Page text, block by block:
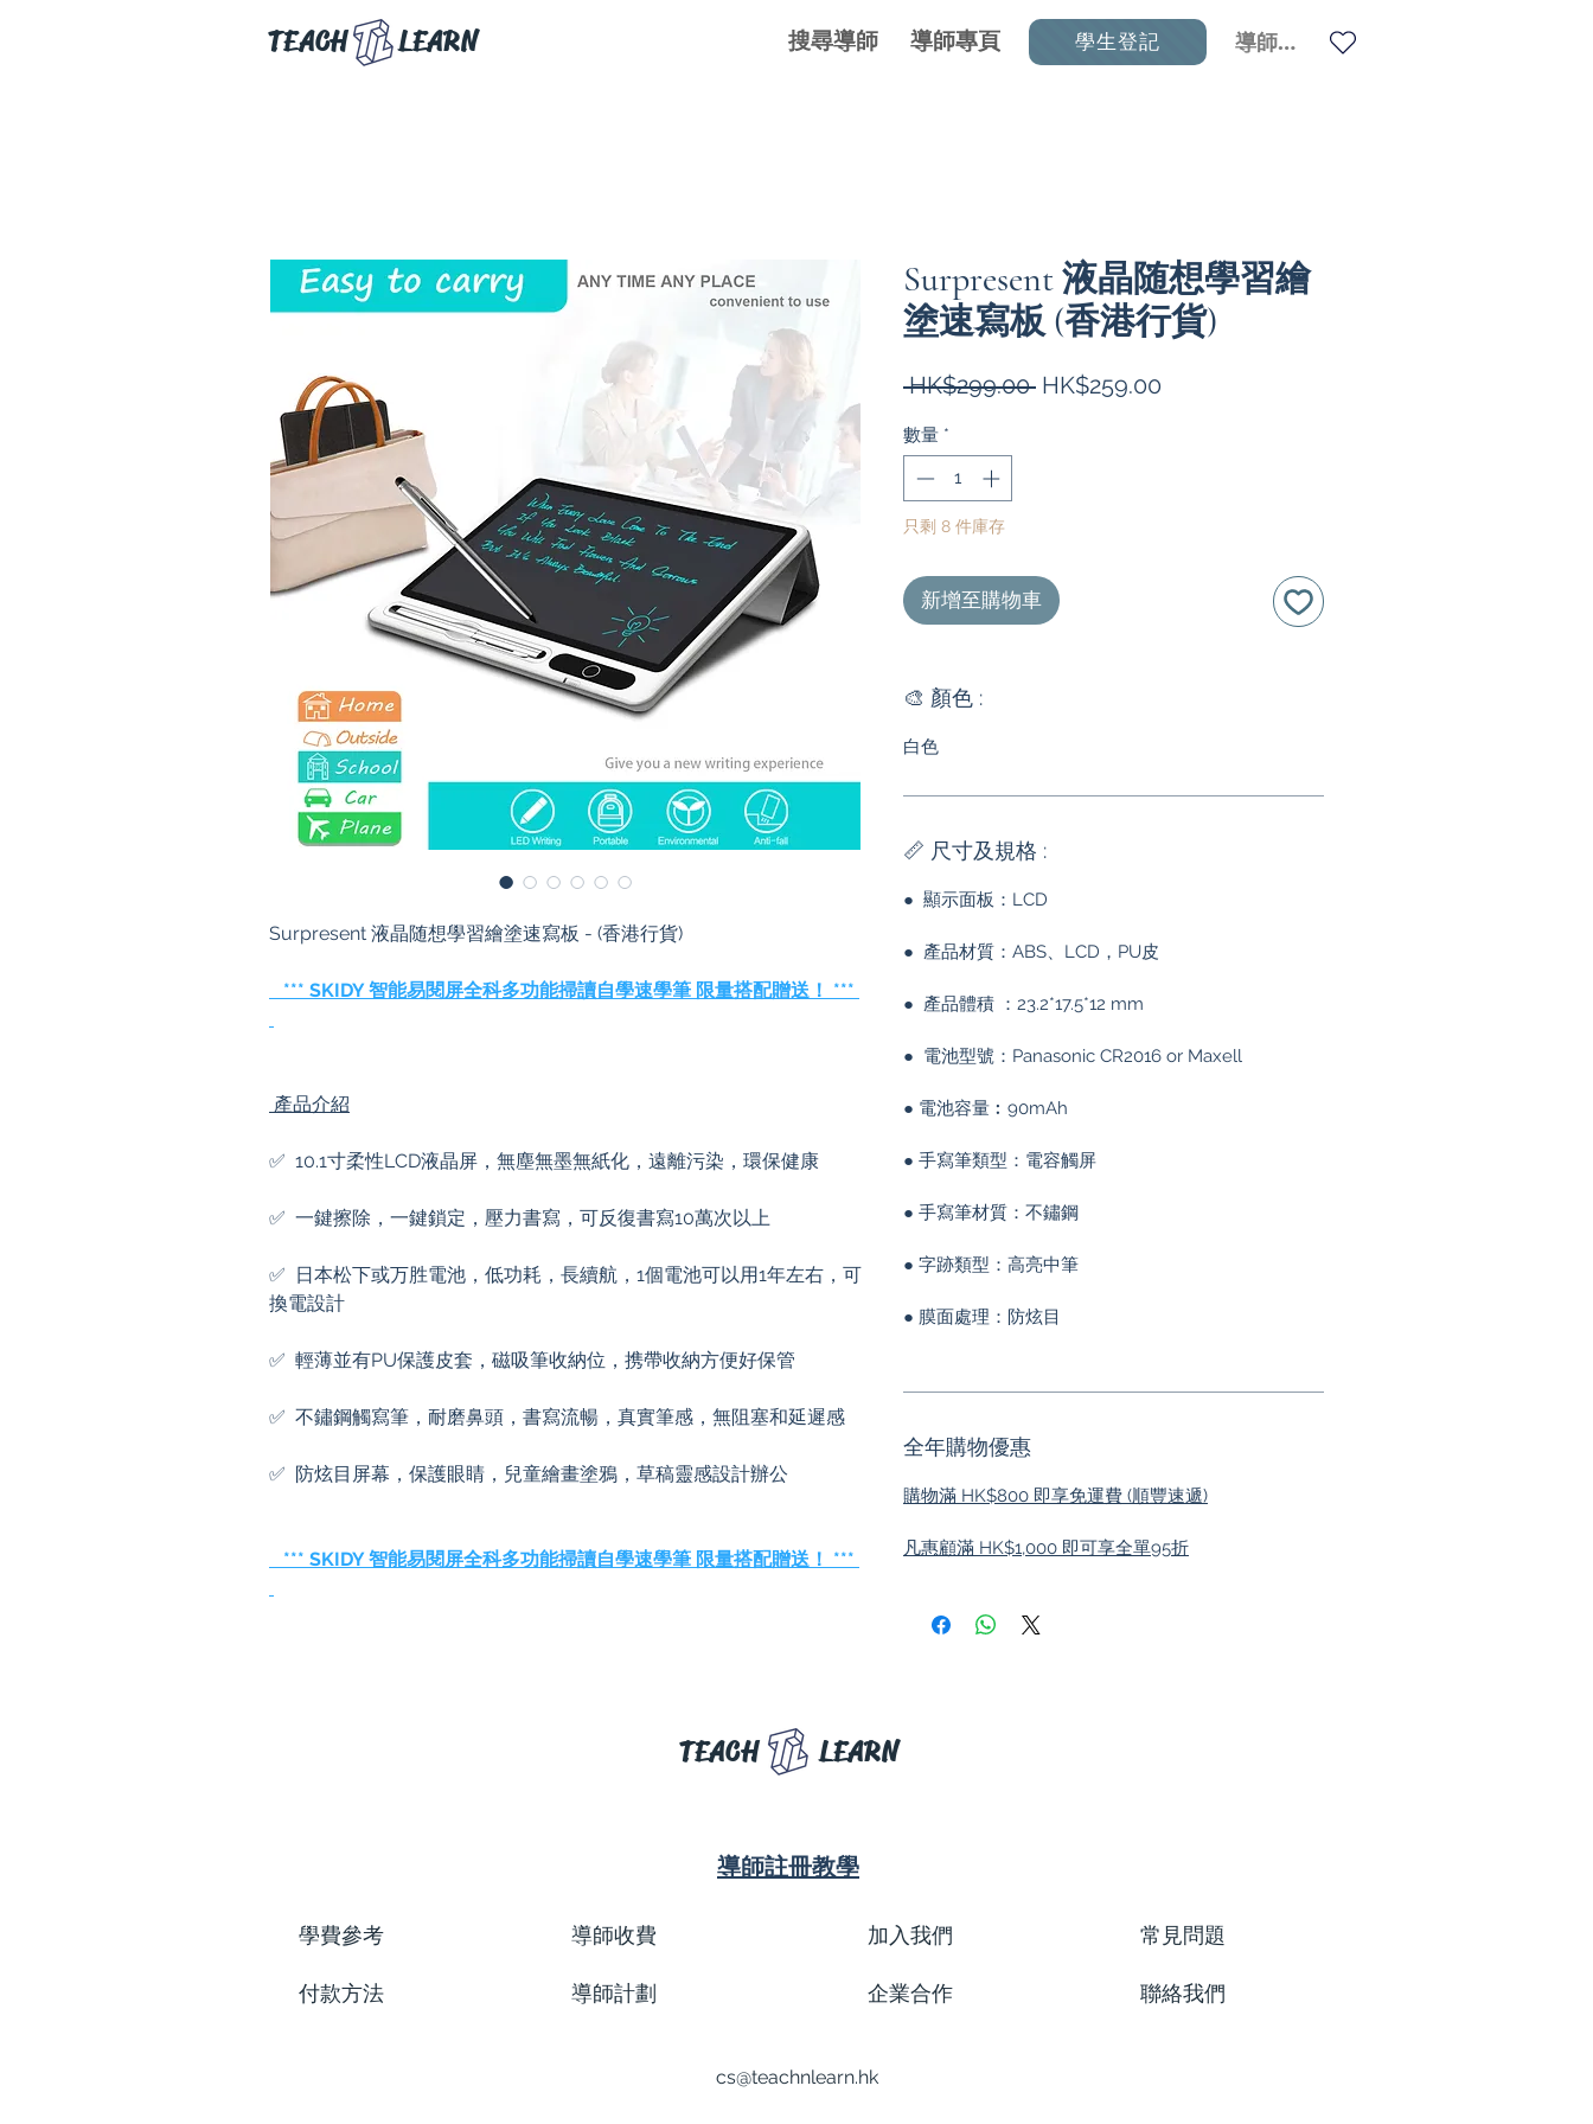
TEACH LEARN 搜尋導師 導師專頁 導師登入
學生登記
Surpresent 液晶随想學習繪塗速寫板 - (香港行貨)
*** SKIDY 智能易閱屏全科多功能掃讀自學速學筆 限量搭配贈送！ ***
產品介紹
✅ 10.1寸柔性LCD液晶屏，無塵無墨無紙化，遠離污染，環保健康
✅ 一鍵擦除，一鍵鎖定，壓力書寫，可反復書寫10萬次以上
✅ 日本松下或万胜電池，低功耗，長續航，1個電池可以用1年左右，可
換電設計
✅ 輕薄並有PU保護皮套，磁吸筆收納位，携帶收納方便好保管
✅ 不鏽鋼觸寫筆，耐磨鼻頭，書寫流暢，真實筆感，無阻塞和延遲感
✅ 防炫目屏幕，保護眼睛，兒童繪畫塗鴉，草稿靈感設計辦公
*** SKIDY 智能易閱屏全科多功能掃讀自學速學筆 限量搭配贈送！ ***
Surpresent 液晶随想學習繪
塗速寫板 (香港行貨)
HK$299.00 一
HK$259.00
數量 *
只剩 8 件庫存
新增至購物車
🎨 顏色 :
白色
📏 尺寸及規格 :
● 顯示面板：LCD
● 產品材質：ABS、LCD，PU皮
● 產品體積 ：23.2*17.5*12 mm
● 電池型號：Panasonic CR2016 or Maxell
● 電池容量︰90mAh
● 手寫筆類型：電容觸屏
● 手寫筆材質：不鏽鋼
● 字跡類型：高亮中筆
● 膜面處理：防炫目
全年購物優惠
購物滿 HK$800 即享免運費 (順豐速遞)
凡惠顧滿 HK$1,000 即可享全單95折
TEACH LEARN
導師註冊教學
學費參考
付款方法
導師收費
導師計劃
加入我們
企業合作
常見問題
聯絡我們
cs@teachnlearn.hk